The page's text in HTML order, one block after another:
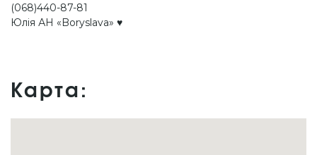
(068)440-87-81
Юлія АН «Boryslava» ♥️
Карта: